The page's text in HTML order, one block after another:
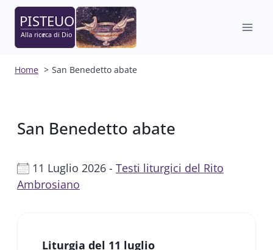
Salta
contenuto
Home San Benedetto abate
San Benedetto abate
11 Luglio 2026 - Testi liturgici del Rito
Ambrosiano
Liturgia del 11 luglio